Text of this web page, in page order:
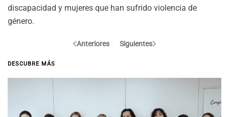
discapacidad y mujeres que han sufrido violencia de
género.
Anteriores Siguientes
DESCUBRE MÁS